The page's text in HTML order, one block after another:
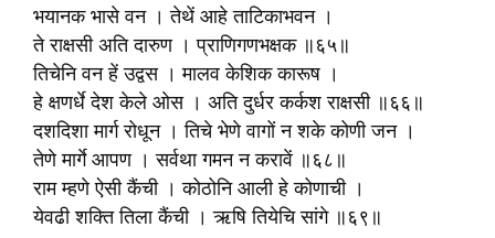
भयानक भासे वन । तेथें आहे ताटिकाभवन ।
ते राक्षसी अति दारुण । प्राणिगणभक्षक ॥६५॥
तिचेनि वन हें उद्वस । मालव केशिक कारूष ।
हे क्षणर्धे देश केले ओस । अति दुर्धर कर्कश राक्षसी ॥६६॥
दशदिशा मार्ग रोधून । तिचे भेणे वागों न शके कोणी जन ।
तेणे मार्गे आपण । सर्वथा गमन न करावें ॥६८॥
राम म्हणे ऐसी कैंची । कोठोनि आली हे कोणाची ।
येवढी शक्ति तिला कैंची । ऋषि तियेचि सांगे ॥६९॥